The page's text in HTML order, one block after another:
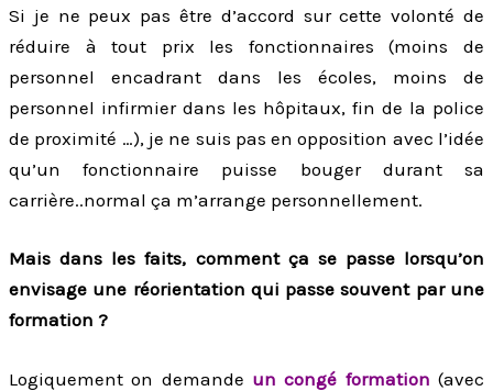
Si je ne peux pas être d’accord sur cette volonté de
réduire à tout prix les fonctionnaires (moins de
personnel encadrant dans les écoles, moins de
personnel infirmier dans les hôpitaux, fin de la police
de proximité …), je ne suis pas en opposition avec l’idée
qu’un fonctionnaire puisse bouger durant sa
carrière..normal ça m’arrange personnellement.
Mais dans les faits, comment ça se passe lorsqu’on
envisage une réorientation qui passe souvent par une
formation ?
Logiquement on demande un congé formation (avec